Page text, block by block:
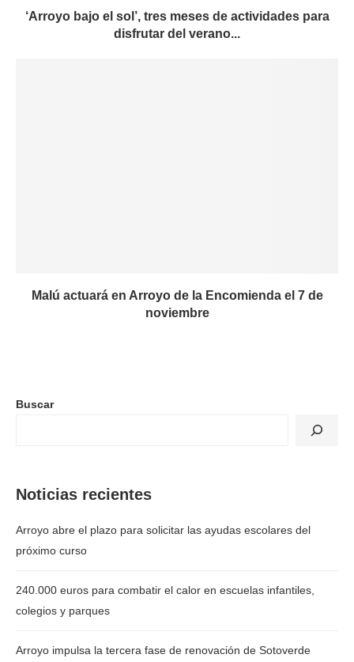
‘Arroyo bajo el sol’, tres meses de actividades para
disfrutar del verano...
Malú actuará en Arroyo de la Encomienda el 7 de
noviembre
Buscar
Noticias recientes
Arroyo abre el plazo para solicitar las ayudas escolares del
próximo curso
240.000 euros para combatir el calor en escuelas infantiles,
colegios y parques
Arroyo impulsa la tercera fase de renovación de Sotoverde